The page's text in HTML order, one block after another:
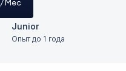
Junior
Опыт до 1 года
/ Мес